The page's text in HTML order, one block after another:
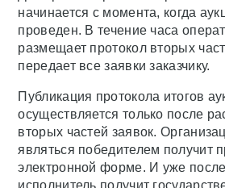
начинается с момента, когда
проведен. В течение часа
размещает протокол вторых
передает все заявки заказчику.
Публикация протокола итогов
осуществляется только после
вторых частей заявок.
являться победителем получит
электронной форме. И уже
исполнитель получит